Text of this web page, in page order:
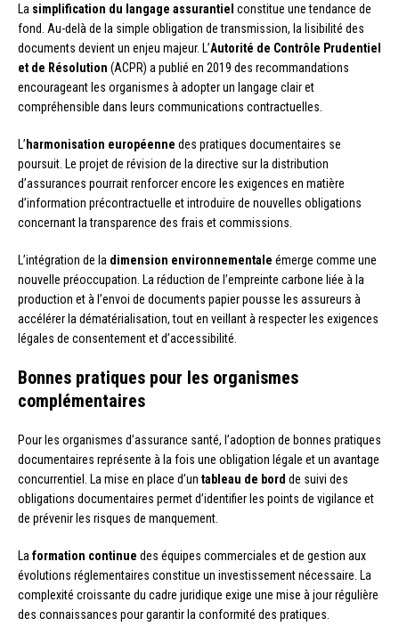
La simplification du langage assurantiel constitue une tendance de
fond. Au-delà de la simple obligation de transmission, la lisibilité des
documents devient un enjeu majeur. L’Autorité de Contrôle Prudentiel
et de Résolution (ACPR) a publié en 2019 des recommandations
encourageant les organismes à adopter un langage clair et
compréhensible dans leurs communications contractuelles.
L’ harmonisation européenne des pratiques documentaires se
poursuit. Le projet de révision de la directive sur la distribution
d’assurances pourrait renforcer encore les exigences en matière
d’information précontractuelle et introduire de nouvelles obligations
concernant la transparence des frais et commissions.
L’intégration de la dimension environnementale émerge comme une
nouvelle préoccupation. La réduction de l’empreinte carbone liée à la
production et à l’envoi de documents papier pousse les assureurs à
accélérer la dématérialisation, tout en veillant à respecter les exigences
légales de consentement et d’accessibilité.
Bonnes pratiques pour les organismes
complémentaires
Pour les organismes d’assurance santé, l’adoption de bonnes pratiques
documentaires représente à la fois une obligation légale et un avantage
concurrentiel. La mise en place d’un tableau de bord de suivi des
obligations documentaires permet d’identifier les points de vigilance et
de prévenir les risques de manquement.
La formation continue des équipes commerciales et de gestion aux
évolutions réglementaires constitue un investissement nécessaire. La
complexité croissante du cadre juridique exige une mise à jour régulière
des connaissances pour garantir la conformité des pratiques.